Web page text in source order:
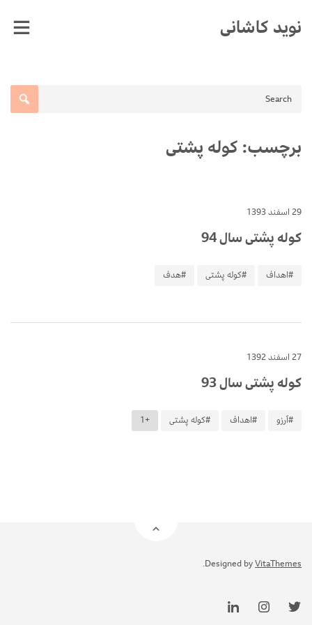
content
نوید کاشانی
برچسب: کوله پشتی
29 اسفند 1393
کوله پشتی سال 94
#اهداف #کوله پشتی #هدف
27 اسفند 1392
کوله پشتی سال 93
#آرزو #اهداف #کوله پشتی +1
Designed byVitaThemes
.